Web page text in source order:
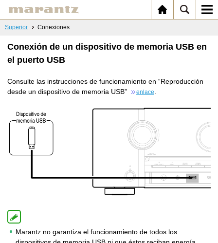
Superior Conexiones
Conexión de un dispositivo de memoria USB en
el puerto USB
Consulte las instrucciones de funcionamiento en “Reproducción
desde un dispositivo de memoria USB”
enlace
Marantz no garantiza el funcionamiento de todos los